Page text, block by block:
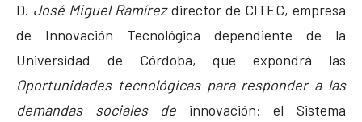
D. José Miguel Ramírezdirector de CITEC, empresa
de Innovación Tecnológica dependiente de la
Universidad de Córdoba, que expondrá las
Oportunidades tecnológicas para responder a las
demandas sociales de innovación: el Sistema